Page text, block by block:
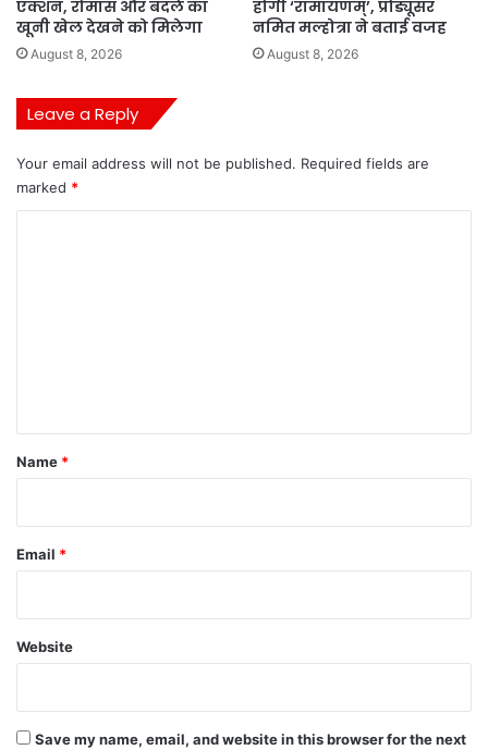
एक्शन, रोमांस और बदले का
खूनी खेल देखने को मिलेगा
August 8, 2026
होगी ‘रामायणम्’, प्रोड्यूसर
नमित मल्होत्रा ने बताई वजह
August 8, 2026
Leave a Reply
Your email address will not be published. Required fields are
marked *
*
Name *
Email *
Website
Save my name, email, and website in this browser for the next